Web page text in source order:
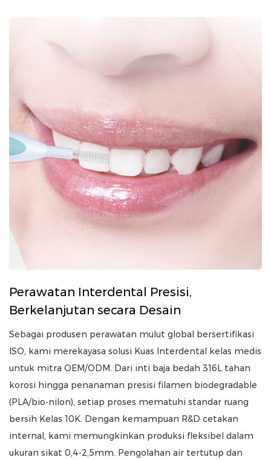
Perawatan Interdental Presisi,
Berkelanjutan secara Desain
Sebagai produsen perawatan mulut global bersertifikasi
ISO, kami merekayasa solusi Kuas Interdental kelas medis
untuk mitra OEM/ODM. Dari inti baja bedah 316L tahan
korosi hingga penanaman presisi filamen biodegradable
(PLA/bio-nilon), setiap proses mematuhi standar ruang
bersih Kelas 10K. Dengan kemampuan R&D cetakan
internal, kami memungkinkan produksi fleksibel dalam
ukuran sikat 0,4-2,5mm. Pengolahan air tertutup dan